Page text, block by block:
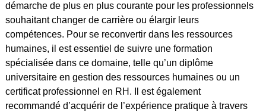
démarche de plus en plus courante pour les professionnels
souhaitant changer de carrière ou élargir leurs
compétences. Pour se reconvertir dans les ressources
humaines, il est essentiel de suivre une formation
spécialisée dans ce domaine, telle qu’un diplôme
universitaire en gestion des ressources humaines ou un
certificat professionnel en RH. Il est également
recommandé d’acquérir de l’expérience pratique à travers